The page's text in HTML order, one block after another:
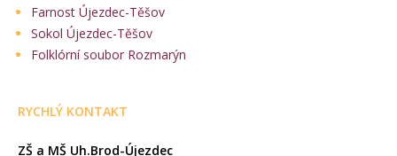
Farnost Újezdec-Těšov
Sokol Újezdec-Těšov
Folklórní soubor Rozmarýn
RYCHLÝ KONTAKT
ZŠ a MŠ Uh.Brod-Újezdec